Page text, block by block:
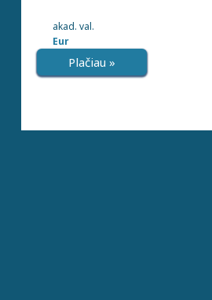
akad. val.
Eur
Plačiau »